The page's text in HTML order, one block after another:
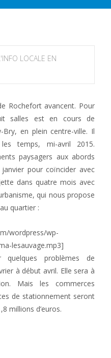
LOCALE EN
Rochefort avancent. Pour
salles est en cours de
en plein centre-ville. Il
temps, mi-avril 2015.
paysagers aux abords
pour coïncider avec
dans quatre mois avec
qui nous propose
quartier :
wordpress/wp-
lesauvage.mp3]
problèmes de
à début avril. Elle sera à
Mais les commerces
de stationnement seront
millions d’euros.